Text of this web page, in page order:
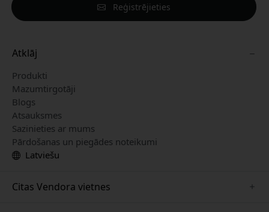
Reģistrējieties
Atklāj
Produkti
Mazumtirgotāji
Blogs
Atsauksmes
Sazinieties ar mums
Pārdošanas un piegādes noteikumi
Latviešu
Citas Vendora vietnes